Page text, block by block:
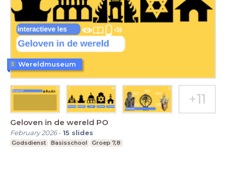
Geloven in de wereld PO
February 2026- 15 slides
Godsdienst Basisschool Groep 7,8
Wereldmuseum